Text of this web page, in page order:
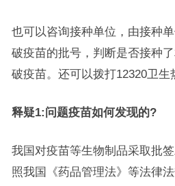
也可以咨询接种单位，由接种
破疫苗的批号，判断是否接种
破疫苗。还可以拨打12320卫生
释疑1:问题疫苗如何发现的?
我国对疫苗等生物制品采取批
照我国《药品管理法》等法律